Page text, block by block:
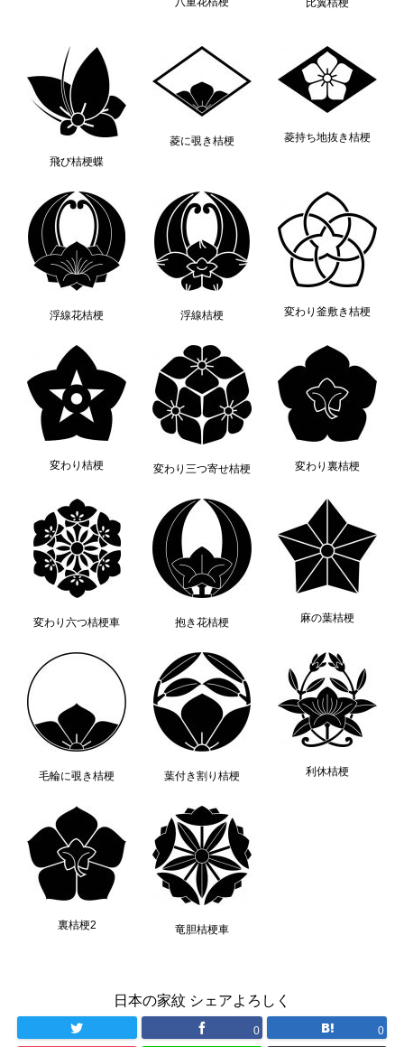
比翼桔梗
飛び桔梗蝶
菱に覗き桔梗 菱持ち地抜き桔梗
浮線花桔梗 浮線桔梗 変わり釜敷き桔梗
変わり桔梗 変わり三つ寄せ桔梗 変わり裏桔梗
変わり六つ桔梗車 抱き花桔梗 麻の葉桔梗
毛輪に覗き桔梗 葉付き割り桔梗 利休桔梗
裏桔梗2 竜胆桔梗車
日本の家紋 シェアよろしく
0 0